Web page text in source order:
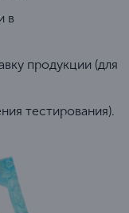
в
продукции (для
тестирования).